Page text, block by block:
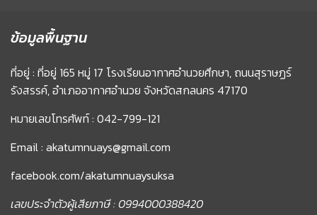
ข้อมูลพื้นฐาน
ที่อยู่ : ที่อยู่ 165 หมู่ 17 โรงเรียนอากาศอำนวยศึกษา, ถนนสุราษฏร์
รังสรรค์, อำเภออากาศอำนวย จังหวัดสกลนคร 47170
หมายเลขโทรศัพท์ : 042-799-121
Email : akatumnuays@gmail.com
facebook.com/akatumnuaysuksa
เลขประจำตัวผู้เสียภาษี : 0994000388420